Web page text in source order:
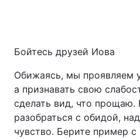
Бойтесь друзей Иова
Обижаясь, мы проявляем
а признавать свою
сделать вид, что прощаю.
разобраться с обидой,
чувство. Берите пример